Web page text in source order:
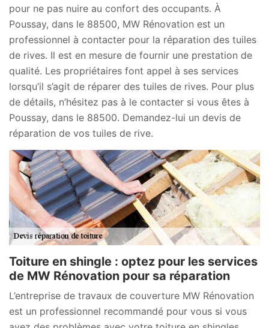
pour ne pas nuire au confort des occupants. À
Poussay, dans le 88500, MW Rénovation est un
professionnel à contacter pour la réparation des tuiles
de rives. Il est en mesure de fournir une prestation de
qualité. Les propriétaires font appel à ses services
lorsqu’il s’agit de réparer des tuiles de rives. Pour plus
de détails, n’hésitez pas à le contacter si vous êtes à
Poussay, dans le 88500. Demandez-lui un devis de
réparation de vos tuiles de rive.
Toiture en shingle : optez pour les services
de MW Rénovation pour sa réparation
L’entreprise de travaux de couverture MW Rénovation
est un professionnel recommandé pour vous si vous